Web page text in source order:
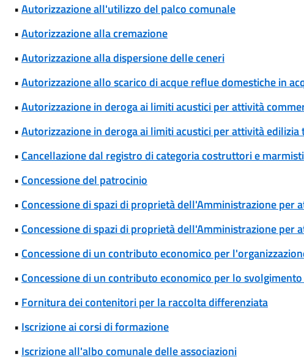
•Autorizzazione all'utilizzo del palco comunale
•Autorizzazione alla cremazione
•Autorizzazione alla dispersione delle ceneri
•Autorizzazione allo scarico di acque reflue domestiche in
•Autorizzazione in deroga ai limiti acustici per attività
•Autorizzazione in deroga ai limiti acustici per attività edilizia
• Cancellazione dal registro di categoria costruttori e marmisti
• Concessione del patrocinio
• Concessione di spazi di proprietà dell'Amministrazione per
• Concessione di spazi di proprietà dell'Amministrazione per
• Concessione di un contributo economico per
• Concessione di un contributo economico per lo
• Fornitura dei contenitori per la raccolta differenziata
• Iscrizione ai corsi di formazione
• Iscrizione all'albo comunale delle associazioni